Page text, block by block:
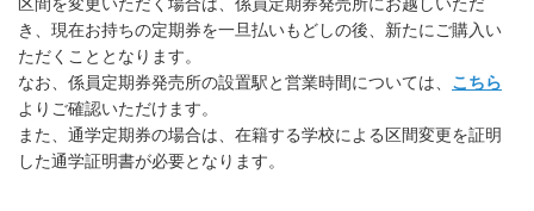
区間を変更いただく場合は、係員定期券発売所にお越しいただ
き、現在お持ちの定期券を一旦払いもどしの後、新たにご購入い
ただくこととなります。
なお、係員定期券発売所の設置駅と営業時間については、 こちら
よりご確認いただけます。
また、通学定期券の場合は、在籍する学校による区間変更を証明
した通学証明書が必要となります。